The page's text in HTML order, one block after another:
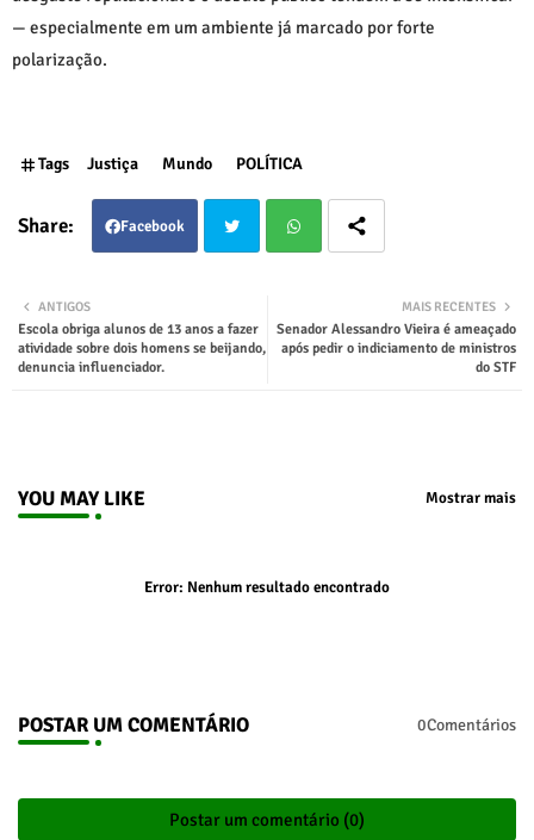
— especialmente em um ambiente já marcado por forte
polarização.
Tags Justiça Mundo POLÍTICA
Facebook
ter tsap
MAIS RECENTES
Senador Alessandro Vieira é ameaçado
após pedir o indiciamento de ministros
do STF
ANTIGOS
Escola obriga alunos de 13 anos a fazer
atividade sobre dois homens se beijando,
denuncia influenciador.
YOU MAY LIKE Mostrar mais
Error: Nenhum resultado encontrado
POSTAR UM COMENTÁRIO 0Comentários
Postar um comentário (0)